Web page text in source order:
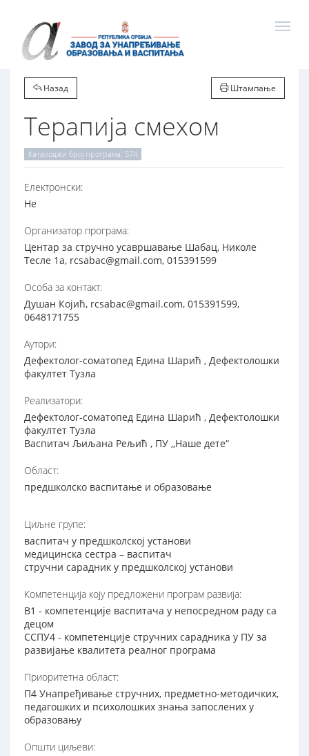
Назад Штампање
Терапија смехом
Каталошки број програма: 574
Електронски:
Не
Организатор програма:
Центар за стручно усавршавање Шабац, Николе
Тесле 1а, rcsabac@gmail.com, 015391599
Особа за контакт:
Душан Којић, rcsabac@gmail.com, 015391599,
0648171755
Аутори:
Дефектолог-соматопед Едина Шарић , Дефектолошки
факултет Тузла
Реализатори:
Дефектолог-соматопед Едина Шарић , Дефектолошки
факултет Тузла
Васпитач Љиљана Рељић , ПУ ,,Наше дете“
Област:
предшколско васпитање и образовање
Циљне групе:
васпитач у предшколској установи
медицинска сестра – васпитач
стручни сарадник у предшколској установи
Компетенција коју предложени програм развија:
В1 - компетенције васпитача у непосредном раду са
децом
ССПУ4 - компетенције стручних сарадника у ПУ за
развијање квалитета реалног програма
Приоритетна област:
П4 Унапређивање стручних, предметно-методичких,
педагошких и психолошких знања запослених у
образовању
Општи циљеви: